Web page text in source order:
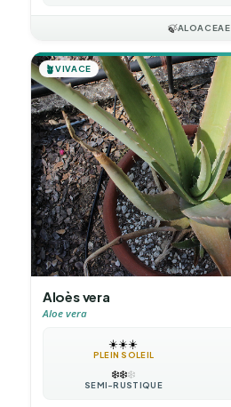
🍃ALOACEAE
🪴VIVACE
Aloès vera
Aloe vera
☀️☀️☀️
PLEIN SOLEIL
❄️❄️❄️
SEMI-RUSTIQUE